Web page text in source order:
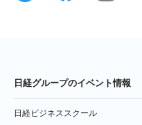
日経グループのイベント情報
日経ビジネススクール